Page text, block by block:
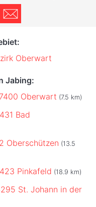
Oberwart
Jabing:
Oberwart (7.5 km)
Bad
Oberschützen (13.5
Pinkafeld (18.9 km)
St. Johann in der